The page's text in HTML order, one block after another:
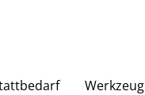
Werkzeug